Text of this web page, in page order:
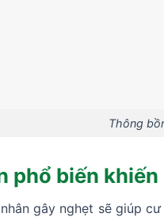
Thông
phổ biến
gây nghẹt sẽ giúp